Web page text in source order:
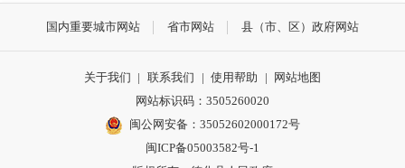
国内重要城市网站 省市网站 县（市、区）政府网站
关于我们 | 联系我们 | 使用帮助 | 网站地图
网站标识码：3505260020
闽公网安备：35052602000172号
闽ICP备05003582号-1